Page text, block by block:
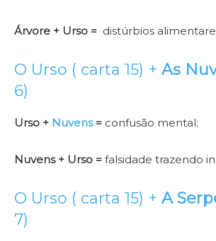
Árvore + Urso = distúrbios
O Urso ( carta 15) + As
6)
Urso + Nuvens= confusão mental;
Nuvens + Urso = falsidade trazendo
O Urso ( carta 15) + A
7)